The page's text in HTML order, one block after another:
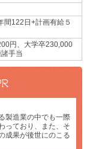
122日+計画有給５
円、大学卒230,000
手当
製造業の中でも一際
っており、また、そ
成果が後世にのこる